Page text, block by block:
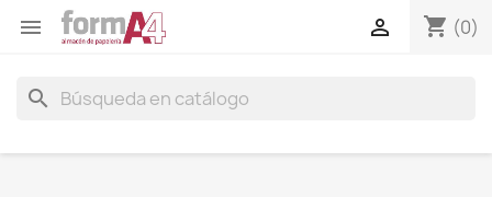
 shopping_cart (0)

search